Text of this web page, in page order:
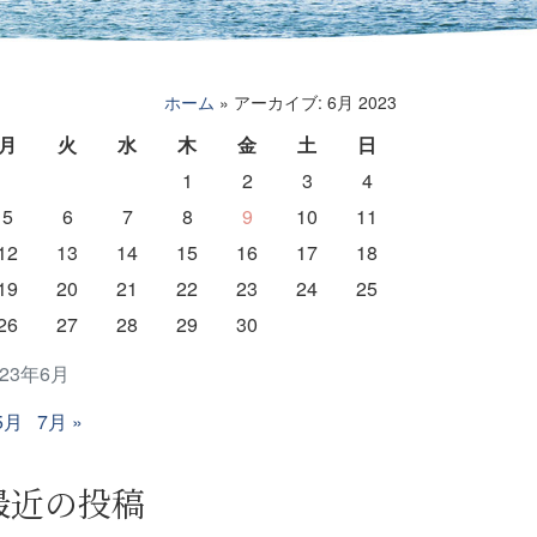
ホーム » アーカイブ: 6月 2023
年6月
火 水 木 金 土
日
1
2 3
4
5
6 7 8 9 10
11
13 14 15 16 17
18
20 21 22 23 24
25
27 28 29 30
7月 »
近の投稿